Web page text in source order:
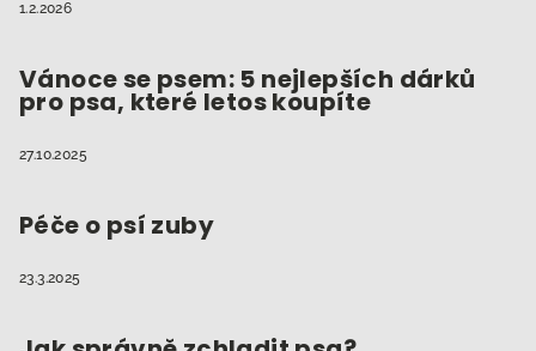
1.2.2026
Vánoce se psem: 5 nejlepších dárků
pro psa, které letos koupíte
27.10.2025
Péče o psí zuby
23.3.2025